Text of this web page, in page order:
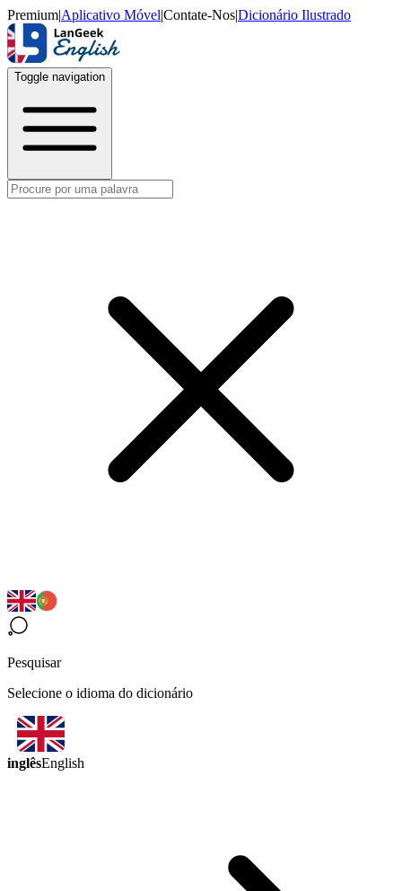
Premium|Aplicativo Móvel|Contate-Nos|Dicionário Ilustrado
Toggle navigation
Pesquisar
Selecione o idioma do dicionário
inglêsEnglish